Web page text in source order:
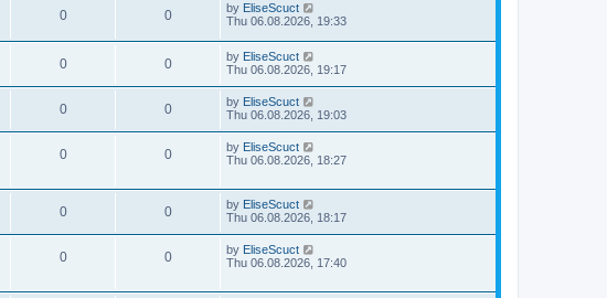
0 0 by EliseScuct
Thu 06.08.2026, 19:33
0 0 by EliseScuct
Thu 06.08.2026, 19:17
0 0 by EliseScuct
Thu 06.08.2026, 19:03
0 0 by EliseScuct
Thu 06.08.2026, 18:27
0 0 by EliseScuct
Thu 06.08.2026, 18:17
0 0 by EliseScuct
Thu 06.08.2026, 17:40